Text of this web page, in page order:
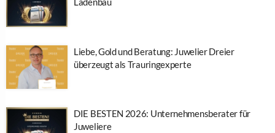
Liebe, Gold und Beratung: Juwelier Dreier
überzeugt als Trauringexperte
DIE BESTEN 2026: Unternehmensberater für
Juweliere